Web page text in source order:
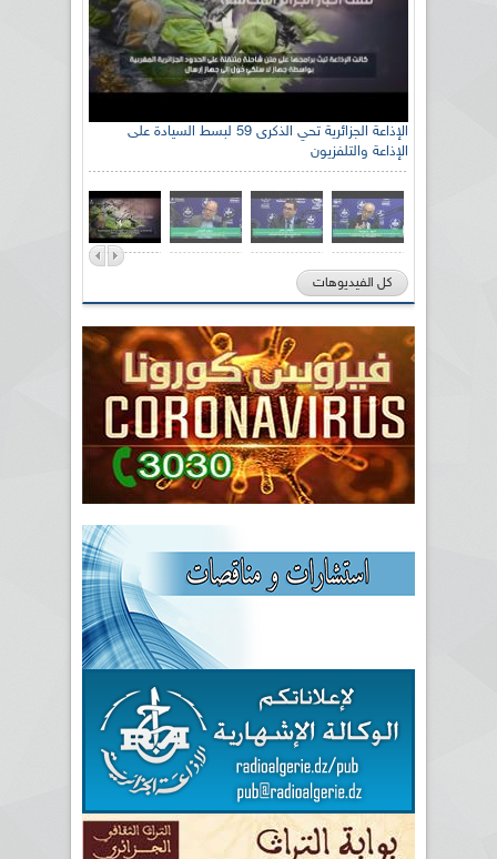
الإذاعة الجزائرية تحي الذكرى 59 لبسط السيادة على
الإذاعة والتلفزيون
كل الفيديوهات